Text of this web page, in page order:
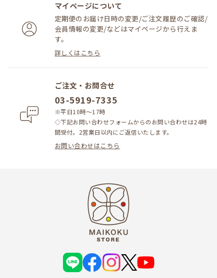
マイページについて
定期便のお届け日時の変更/ご注文履歴のご確認/
会員情報の変更/などはマイページから行えま
す。
詳しくはこちら
ご注文・お問合せ
03-5919-7335
※平日10時～17時
◇下記お問い合わせフォームからのお問い合わせは24時
間受付。2営業日以内にご返信いたします。
お問い合わせはこちら
L
N
f
a
c
i
n
s
X
Y
o
u